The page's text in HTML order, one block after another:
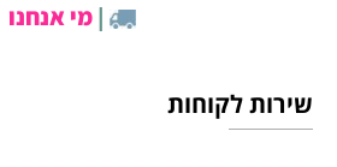
|מי אנחנו
שירות לקוחות